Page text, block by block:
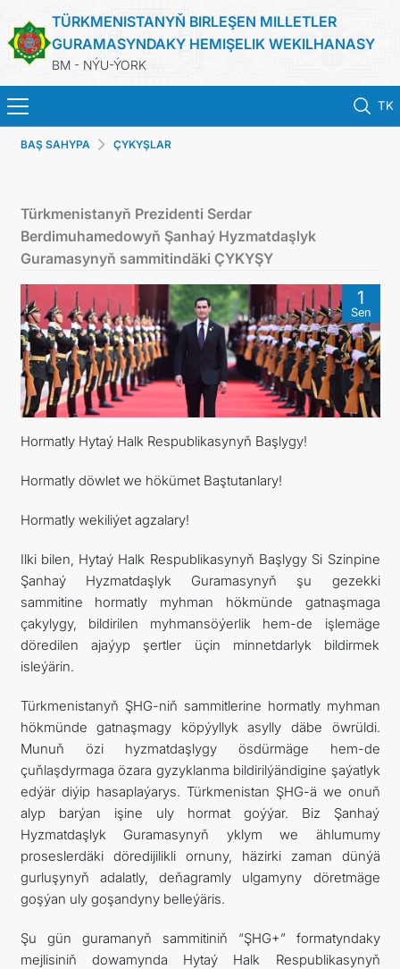
TÜRKMENISTANYŇ BIRLEŞEN MILLETLER
GURAMASYNDAKY HEMIŞELIK WEKILHANASY
BM - NÝU-ÝORK
TK
BAŞ SAHYPA
TÜRKMENISTAN
BIRLEŞEN MILLETLER GURAMASY
ILERI TUTULÝAN GARAÝYŞLAR
ÇYKYŞLAR WE RESMINAMALAR
DIPLOMATIÝA
HEMIŞELIK BITARAPLYK
ARAGATNAŞYK
BAŞ SAHYPA ÇYKYŞLAR
Türkmenistanyň Prezidenti Serdar
Berdimuhamedowyň Şanhaý Hyzmatdaşlyk
Guramasynyň sammitindäki ÇYKYŞY
1
Sen
Hormatly Hytaý Halk Respublikasynyň Başlygy!
Hormatly döwlet we hökümet Baştutanlary!
Hormatly wekiliýet agzalary!
Ilki bilen, Hytaý Halk Respublikasynyň Başlygy Si Szinpine
Şanhaý Hyzmatdaşlyk Guramasynyň şu gezekki
sammitine hormatly myhman hökmünde gatnaşmaga
çakylygy, bildirilen myhmansöýerlik hem-de işlemäge
döredilen ajaýyp şertler üçin minnetdarlyk bildirmek
isleýärin.
Türkmenistanyň ŞHG-niň sammitlerine hormatly myhman
hökmünde gatnaşmagy köpýyllyk asylly däbe öwrüldi.
Munuň özi hyzmatdaşlygy ösdürmäge hem-de
çuňlaşdyrmaga özara gyzyklanma bildirilýändigine şaýatlyk
edýär diýip hasaplaýarys. Türkmenistan ŞHG-ä we onuň
alyp barýan işine uly hormat goýýar. Biz Şanhaý
Hyzmatdaşlyk Guramasynyň yklym we ählumumy
proseslerdäki döredijilikli ornuny, häzirki zaman dünýä
gurluşynyň adalatly, deňagramly ulgamyny döretmäge
goşýan uly goşandyny belleýäris.
Şu gün guramanyň sammitiniň “ŞHG+” formatyndaky
mejlisiniň dowamynda Hytaý Halk Respublikasynyň